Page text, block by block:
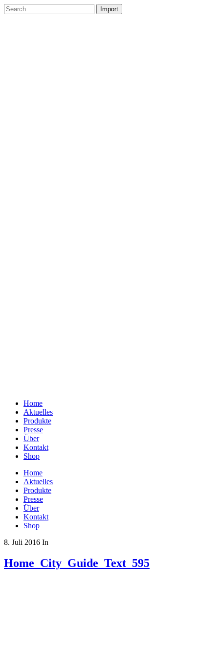
Home
Aktuelles
Produkte
Presse
Über
Kontakt
Shop
Home
Aktuelles
Produkte
Presse
Über
Kontakt
Shop
8. Juli 2016 In
Home_City_Guide_Text_595